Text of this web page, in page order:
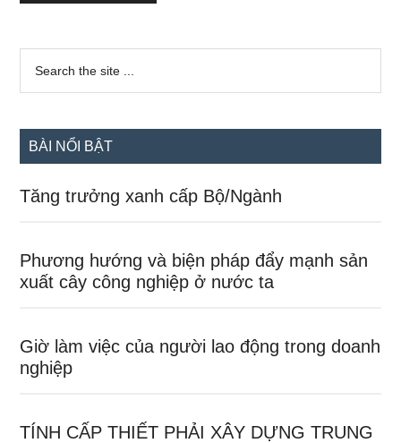
Sidebar
chính
...
BÀI NỔI BẬT
Tăng trưởng xanh cấp Bộ/Ngành
Phương hướng và biện pháp đẩy mạnh sản
xuất cây công nghiệp ở nước ta
Giờ làm việc của người lao động trong doanh
nghiệp
TÍNH CẤP THIẾT PHẢI XÂY DỰNG TRUNG